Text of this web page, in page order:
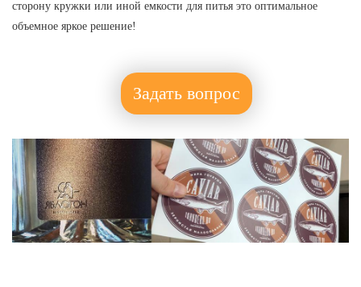
сторону кружки или иной емкости для питья это оптимальное
объемное яркое решение!
Задать вопрос